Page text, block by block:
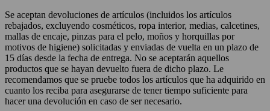
Se aceptan devoluciones de artículos (incluidos los artículos
rebajados, excluyendo cosméticos, ropa interior, medias, calcetines,
mallas de encaje, pinzas para el pelo, moños y horquillas por
motivos de higiene) solicitadas y enviadas de vuelta en un plazo de
15 días desde la fecha de entrega. No se aceptarán aquellos
productos que se hayan devuelto fuera de dicho plazo. Le
recomendamos que se pruebe todos los artículos que ha adquirido en
cuanto los reciba para asegurarse de tener tiempo suficiente para
hacer una devolución en caso de ser necesario.